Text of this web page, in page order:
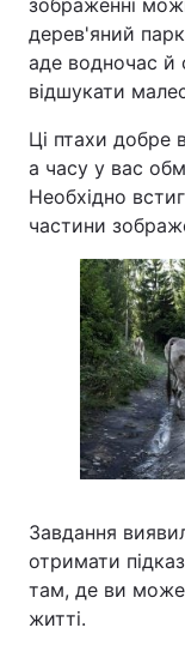
дерев'яний
аде водночас й
відшукати
Ці птахи добре
а часу у вас
Необхідно
частини
Завдання
отримати
там, де ви
житті.